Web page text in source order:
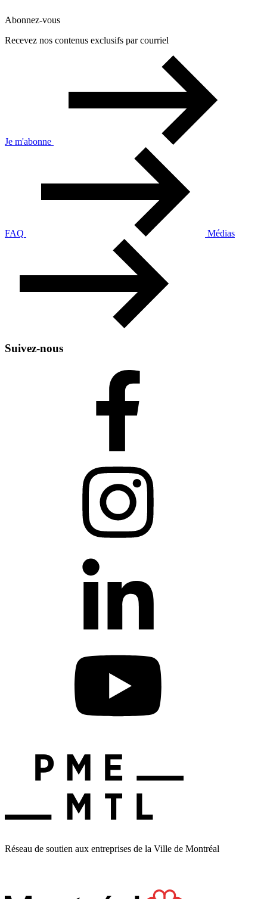
Abonnez-vous
Recevez nos contenus exclusifs par courriel
Je m'abonne
FAQ Médias
Suivez-nous
Réseau de soutien aux entreprises de la Ville de Montréal